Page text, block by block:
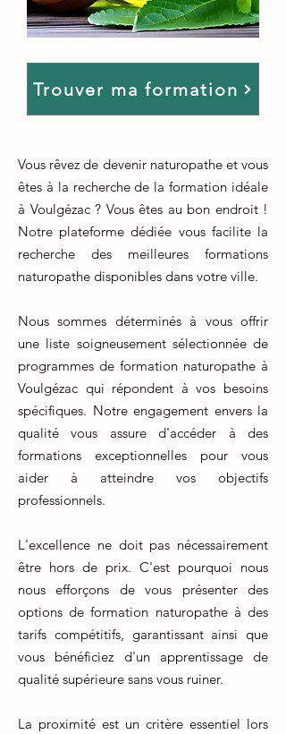
Trouver ma formation
Vous rêvez de devenir naturopathe et vous
êtes à la recherche de la formation idéale
à Voulgézac ? Vous êtes au bon endroit !
Notre plateforme dédiée vous facilite la
recherche des meilleures formations
naturopathe disponibles dans votre ville.
Nous sommes déterminés à vous offrir
une liste soigneusement sélectionnée de
programmes de formation naturopathe à
Voulgézac qui répondent à vos besoins
spécifiques. Notre engagement envers la
qualité vous assure d'accéder à des
formations exceptionnelles pour vous
aider à atteindre vos objectifs
professionnels.
L'excellence ne doit pas nécessairement
être hors de prix. C'est pourquoi nous
nous efforçons de vous présenter des
options de formation naturopathe à des
tarifs compétitifs, garantissant ainsi que
vous bénéficiez d'un apprentissage de
qualité supérieure sans vous ruiner.
La proximité est un critère essentiel lors